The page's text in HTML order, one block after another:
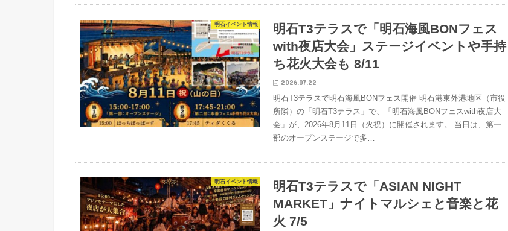
明石イベント情報
明石T3テラスで「明石海風BONフェス
with夜店大会」ステージイベントや手持
ち花火大会も 8/11
2026.07.22
明石T3テラスで明石海風BONフェス開催 明石港東外港地区（市役
所隣）の「明石T3テラス」で、「明石海風BONフェスwith夜店大
会」が、2026年8月11日（火祝）に開催されます。 当日は、第一
部のオープンステージで多…
明石イベント情報
明石T3テラスで「ASIAN NIGHT
MARKET」ナイトマルシェと音楽と花
火 7/5